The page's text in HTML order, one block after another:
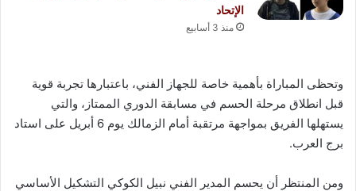
الإتحاد
منذ 3 أسابيع
وتحظى المباراة بأهمية خاصة للجهاز الفني، باعتبارها تجربة قوية
قبل انطلاق مرحلة الحسم في مسابقة الدوري الممتاز، والتي
يستهلها الفريق بمواجهة مرتقبة أمام الزمالك يوم 6 أبريل على استاد
برج العرب.
ومن المنتظر أن يحسم المدير الفني نبيل الكوكي التشكيل الأساسي